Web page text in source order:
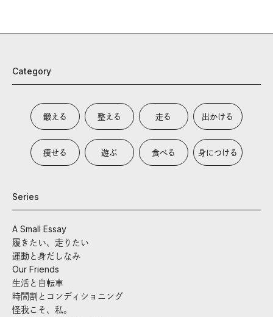
Category
鍛える 整える 走る 出かける
痩せる 遊ぶ 食べる 身につける
Series
A Small Essay
履きたい、走りたい
運動と身だしなみ
Our Friends
生活と自転車
時間割とコンディショニング
怪我こそ、私。